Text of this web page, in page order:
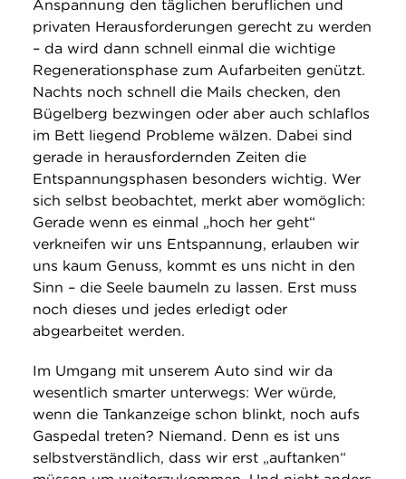
Anspannung den täglichen beruflichen und
privaten Herausforderungen gerecht zu werden
– da wird dann schnell einmal die wichtige
Regenerationsphase zum Aufarbeiten genützt.
Nachts noch schnell die Mails checken, den
Bügelberg bezwingen oder aber auch schlaflos
im Bett liegend Probleme wälzen. Dabei sind
gerade in herausfordernden Zeiten die
Entspannungsphasen besonders wichtig. Wer
sich selbst beobachtet, merkt aber womöglich:
Gerade wenn es einmal „hoch her geht“
verkneifen wir uns Entspannung, erlauben wir
uns kaum Genuss, kommt es uns nicht in den
Sinn – die Seele baumeln zu lassen. Erst muss
noch dieses und jedes erledigt oder
abgearbeitet werden.
Im Umgang mit unserem Auto sind wir da
wesentlich smarter unterwegs: Wer würde,
wenn die Tankanzeige schon blinkt, noch aufs
Gaspedal treten? Niemand. Denn es ist uns
selbstverständlich, dass wir erst „auftanken“